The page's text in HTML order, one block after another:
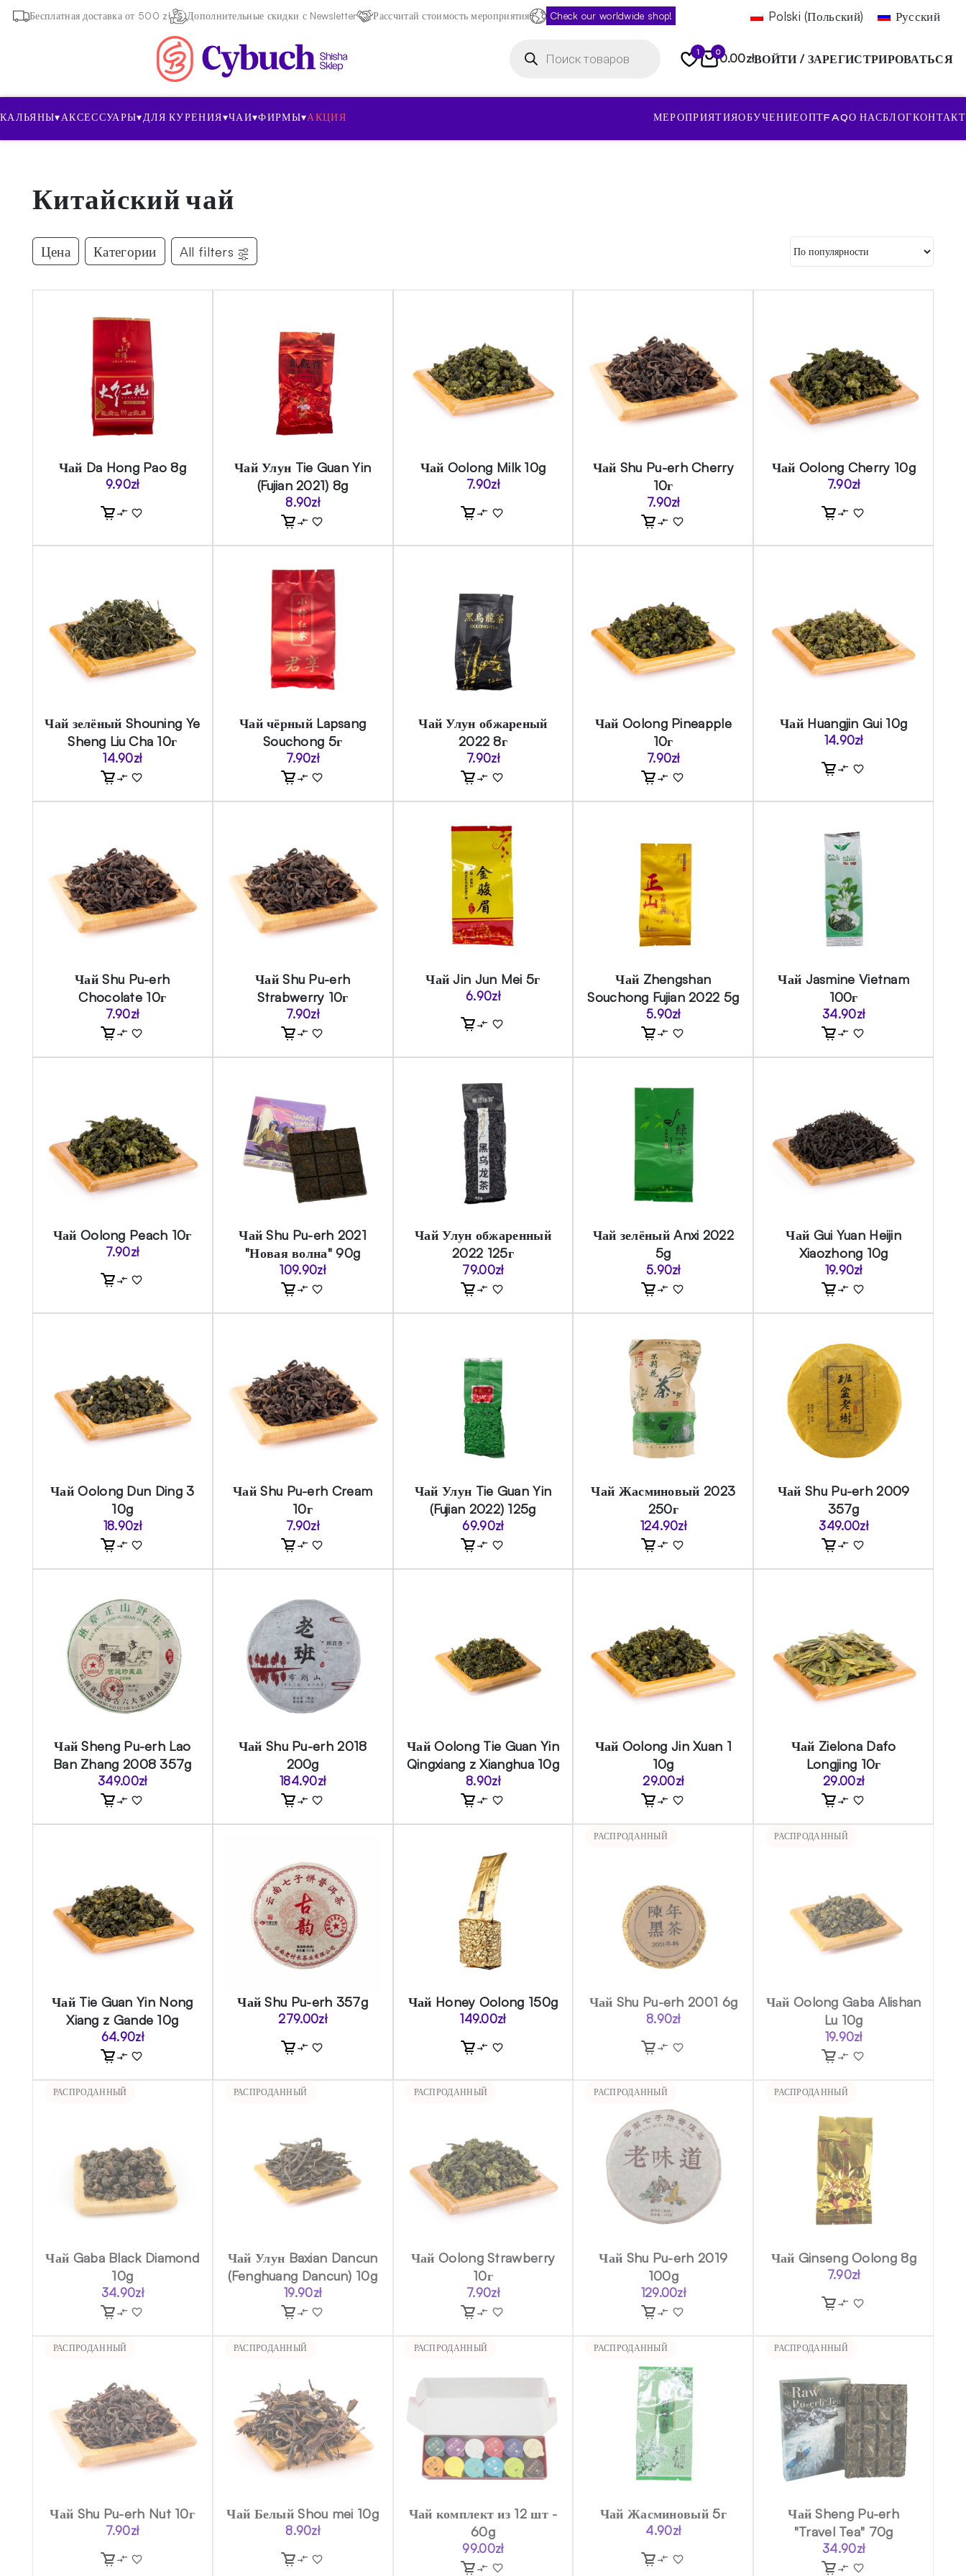
Бесплатная доставка от 500 zł Дополнительные скидки с Newsletter Рассчитай стоимость мероприятия Check our worldwide shop! Polski (Польский)
Русский
товаров 1 00.00złВОЙТИ / ЗАРЕГИСТРИРОВАТЬСЯ
КАЛЬЯНЫ▾АКСЕССУАРЫ▾ДЛЯ КУРЕНИЯ▾ЧАИ▾ФИРМЫ▾АКЦИЯ МЕРОПРИЯТИЯОБУЧЕНИЕОПТFAQО НАСБЛОГКОНТАКТ
Китайский чай
Цена Категории All filters
Чай Da Hong Pao 8g
9.90zł
Чай Улун Tie Guan Yin
(Fujian 2021) 8g
8.90zł
Чай Oolong Milk 10g
7.90zł
Чай Shu Pu-erh Cherry
10г
7.90zł
Чай Oolong Cherry 10g
7.90zł
Чай зелёный Shouning Ye
Sheng Liu Cha 10г
14.90zł
Чай чёрный Lapsang
Souchong 5г
7.90zł
Чай Улун обжареный
2022 8г
7.90zł
Чай Oolong Pineapple
10г
7.90zł
Чай Huangjin Gui 10g
14.90zł
Чай Shu Pu-erh
Chocolate 10г
7.90zł
Чай Shu Pu-erh
Strabwerry 10г
7.90zł
Чай Jin Jun Mei 5г
6.90zł
Чай Zhengshan
Souchong Fujian 2022 5g
5.90zł
Чай Jasmine Vietnam
100г
34.90zł
Чай Oolong Peach 10г
7.90zł
Чай Shu Pu-erh 2021
"Новая волна" 90g
109.90zł
Чай Улун обжаренный
2022 125г
79.00zł
Чай зелёный Anxi 2022
5g
5.90zł
Чай Gui Yuan Heijin
Xiaozhong 10g
19.90zł
Чай Oolong Dun Ding 3
10g
18.90zł
Чай Shu Pu-erh Cream
10г
7.90zł
Чай Улун Tie Guan Yin
(Fujian 2022) 125g
69.90zł
Чай Жасминовый 2023
250г
124.90zł
Чай Shu Pu-erh 2009
357g
349.00zł
Чай Sheng Pu-erh Lao
Ban Zhang 2008 357g
349.00zł
Чай Shu Pu-erh 2018
200g
184.90zł
Чай Oolong Tie Guan Yin
Qingxiang z Xianghua 10g
8.90zł
Чай Oolong Jin Xuan 1
10g
29.00zł
Чай Zielona Dafo
Longjing 10г
29.00zł
Чай Tie Guan Yin Nong
Xiang z Gande 10g
64.90zł
Чай Shu Pu-erh 357g
279.00zł
Чай Honey Oolong 150g
149.00zł
РАСПРОДАННЫЙ
Чай Shu Pu-erh 2001 6g
8.90zł
РАСПРОДАННЫЙ
Чай Oolong Gaba Alishan
Lu 10g
19.90zł
РАСПРОДАННЫЙ
Чай Gaba Black Diamond
10g
34.90zł
РАСПРОДАННЫЙ
Чай Улун Baxian Dancun
(Fenghuang Dancun) 10g
19.90zł
РАСПРОДАННЫЙ
Чай Oolong Strawberry
10г
7.90zł
РАСПРОДАННЫЙ
Чай Shu Pu-erh 2019
100g
129.00zł
РАСПРОДАННЫЙ
Чай Ginseng Oolong 8g
7.90zł
РАСПРОДАННЫЙ
Чай Shu Pu-erh Nut 10г
7.90zł
РАСПРОДАННЫЙ
Чай Белый Shou mei 10g
8.90zł
РАСПРОДАННЫЙ
Чай комплект из 12 шт -
60g
99.00zł
РАСПРОДАННЫЙ
Чай Жасминовый 5г
4.90zł
РАСПРОДАННЫЙ
Чай Sheng Pu-erh
"Travel Tea" 70g
34.90zł